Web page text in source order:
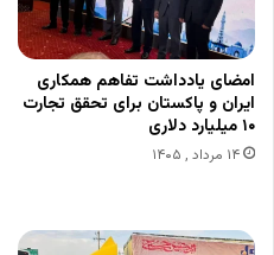
امضای یادداشت تفاهم همکاری
ایران و پاکستان برای تحقق تجارت
۱۰ میلیارد دلاری
۱۴ مرداد , ۱۴۰۵